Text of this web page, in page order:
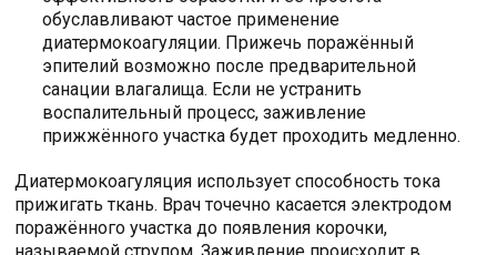
обуславливают частое применение
диатермокоагуляции. Прижечь поражённый
эпителий возможно после предварительной
санации влагалища. Если не устранить
воспалительный процесс, заживление
прижжённого участка будет проходить медленно.
Диатермокоагуляция использует способность тока
прижигать ткань. Врач точечно касается электродом
поражённого участка до появления корочки,